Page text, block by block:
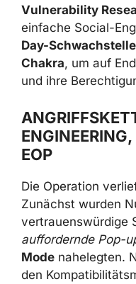
Vulnerability
einfache Social-
Day-
Chakra, um auf
und ihre
EOP
Die Operation
Zunächst wurden
vertrauenswürdige
auffordernde Pop-
Mode nahelegten.
den